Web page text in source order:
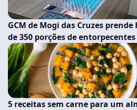
GCM de Mogi das Cruzes
de 350 porções de entorpecentes
5 receitas sem carne para um